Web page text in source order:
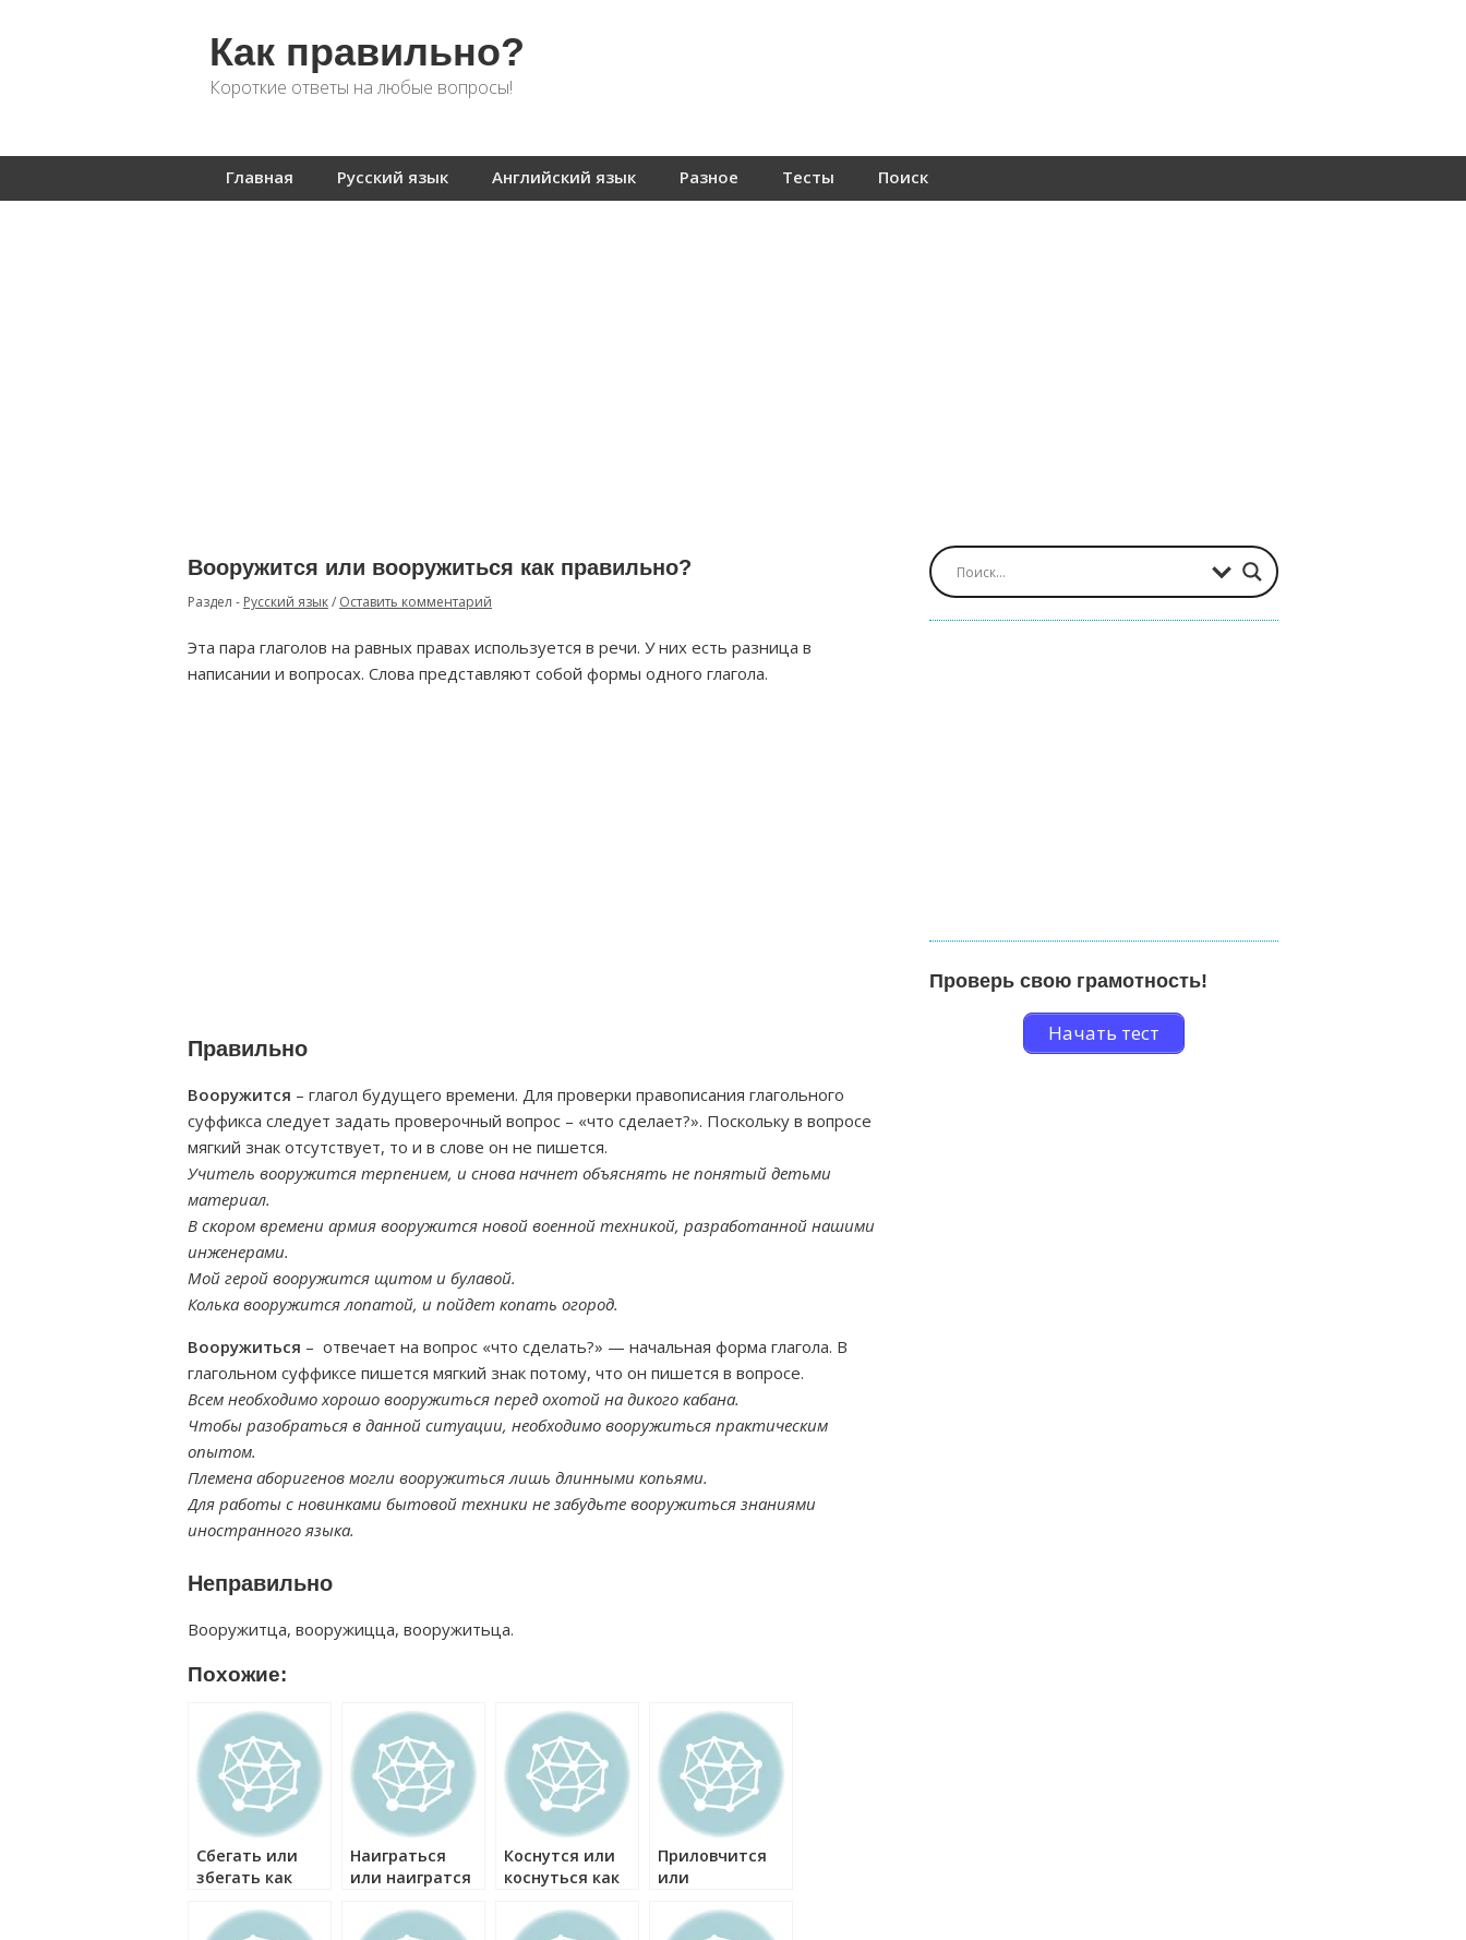
Как правильно?
Короткие ответы на любые вопросы!
Главная Русский язык Английский язык Разное Тесты Поиск
Вооружится или вооружиться как правильно?
Раздел - Русский язык/ Оставить комментарий
Эта пара глаголов на равных правах используется в речи. У них есть разница в
написании и вопросах. Слова представляют собой формы одного глагола.
Правильно
Вооружится – глагол будущего времени. Для проверки правописания глагольного
суффикса следует задать проверочный вопрос – «что сделает?». Поскольку в вопросе
мягкий знак отсутствует, то и в слове он не пишется.
Учитель вооружится терпением, и снова начнет объяснять не понятый детьми
материал.
В скором времени армия вооружится новой военной техникой, разработанной нашими
инженерами.
Мой герой вооружится щитом и булавой.
Колька вооружится лопатой, и пойдет копать огород.
Вооружиться – отвечает на вопрос «что сделать?» — начальная форма глагола. В
глагольном суффиксе пишется мягкий знак потому, что он пишется в вопросе.
Всем необходимо хорошо вооружиться перед охотой на дикого кабана.
Чтобы разобраться в данной ситуации, необходимо вооружиться практическим
опытом.
Племена аборигенов могли вооружиться лишь длинными копьями.
Для работы с новинками бытовой техники не забудьте вооружиться знаниями
иностранного языка.
Неправильно
Вооружитца, вооружицца, вооружитьца.
Похожие:
Сбегать или
збегать как
Наиграться
или наигратся
Коснутся или
коснуться как
Приловчится
или
как правильно?
Проверь свою грамотность!
Начать тест